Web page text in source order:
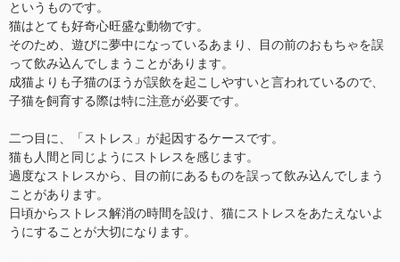
というものです。
猫はとても好奇心旺盛な動物です。
そのため、遊びに夢中になっているあまり、目の前のおもちゃを誤
って飲み込んでしまうことがあります。
成猫よりも子猫のほうが誤飲を起こしやすいと言われているので、
子猫を飼育する際は特に注意が必要です。
二つ目に、「ストレス」が起因するケースです。
猫も人間と同じようにストレスを感じます。
過度なストレスから、目の前にあるものを誤って飲み込んでしまう
ことがあります。
日頃からストレス解消の時間を設け、猫にストレスをあたえないよ
うにすることが大切になります。